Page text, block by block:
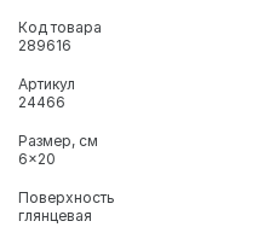
Код товара
289616
Артикул
24466
Размер, см
6x20
Поверхность
глянцевая